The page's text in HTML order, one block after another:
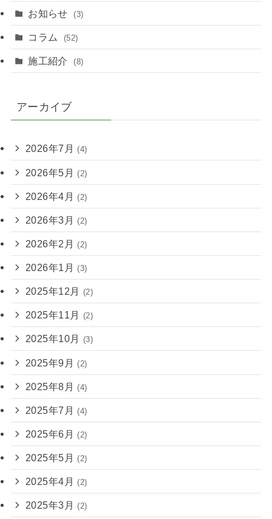
お知らせ (3)
コラム (52)
施工紹介 (8)
アーカイブ
2026年7月 (4)
2026年5月 (2)
2026年4月 (2)
2026年3月 (2)
2026年2月 (2)
2026年1月 (3)
2025年12月 (2)
2025年11月 (2)
2025年10月 (3)
2025年9月 (2)
2025年8月 (4)
2025年7月 (4)
2025年6月 (2)
2025年5月 (2)
2025年4月 (2)
2025年3月 (2)